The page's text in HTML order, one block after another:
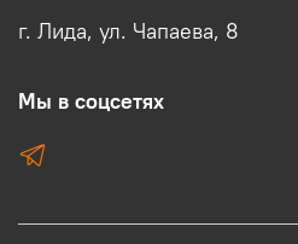
г. Лида, ул. Чапаева, 8
Мы в соцсетях